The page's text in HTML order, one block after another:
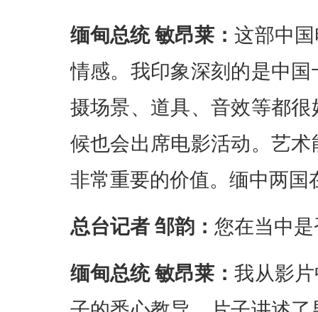
缅甸总统 敏昂莱：这部中
情感。我印象深刻的是中
摄场景、道具、音效等都
候也会出席电影活动。艺
非常重要的价值。缅中两
总台记者 邹韵： 您在当中
缅甸总统 敏昂莱：我从影